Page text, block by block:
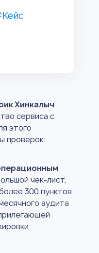
Хинкалыч
сервиса с
этого
проверок:
чек-лист,
300 пунктов.
аудита